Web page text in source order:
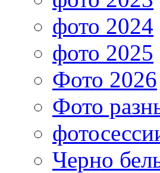
фото 2024
фото 2025
Фото 2026
Фото
Черно